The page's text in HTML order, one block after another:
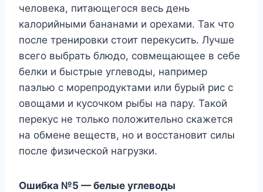
человека, питающегося весь день
калорийными бананами и орехами. Так что
после тренировки стоит перекусить. Лучше
всего выбрать блюдо, совмещающее в себе
белки и быстрые углеводы, например
паэлью с морепродуктами или бурый рис с
овощами и кусочком рыбы на пару. Такой
перекус не только положительно скажется
на обмене веществ, но и восстановит силы
после физической нагрузки.
Ошибка №5 — белые углеводы